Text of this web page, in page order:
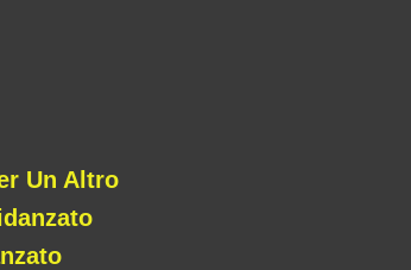
Un Altro